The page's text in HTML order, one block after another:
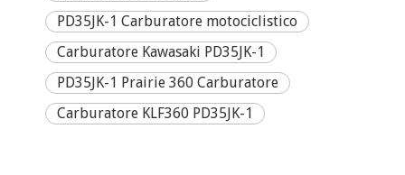
PD35JK-1 Carburatore motociclistico
Carburatore Kawasaki PD35JK-1
PD35JK-1 Prairie 360 ​​Carburatore
Carburatore KLF360 PD35JK-1